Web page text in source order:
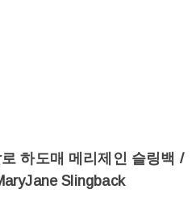
하도매 메리제인 슬링백 /
Slingback